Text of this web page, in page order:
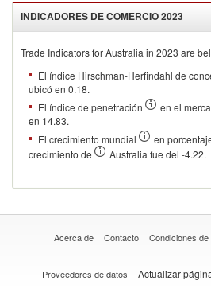
INDICADORES DE COMERCIO2023
Trade Indicators forAustralia in 2023 are
El índice Hirschman-Herfindahl de
ubicó en 0.18.
El índice de penetración
en el
en 14.83.
El crecimiento mundial
en
crecimiento de
Australia fue del -4.22.
Acerca de Contacto Condiciones
Proveedores de datos Actualizar